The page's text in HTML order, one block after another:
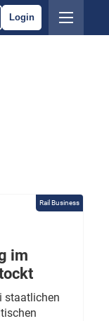
Login
Rail Business
im
staatlichen